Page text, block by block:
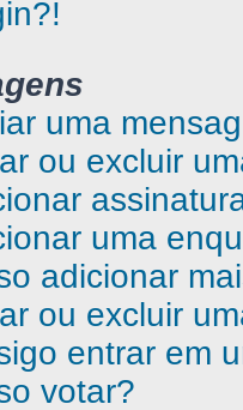
uma
ou excluir
uma
adicionar
ou excluir
entrar em
votar?